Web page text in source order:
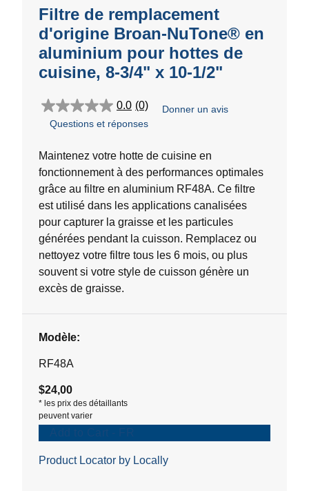
Filtre de remplacement
d'origine Broan-NuTone® en
aluminium pour hottes de
cuisine, 8-3/4" x 10-1/2"
0.0 (0)
0.0
étoile(s)
5.
Donner un avis
Questions et réponses
Maintenez votre hotte de cuisine en
fonctionnement à des performances optimales
grâce au filtre en aluminium RF48A. Ce filtre
est utilisé dans les applications canalisées
pour capturer la graisse et les particules
générées pendant la cuisson. Remplacez ou
nettoyez votre filtre tous les 6 mois, ou plus
souvent si votre style de cuisson génère un
excès de graisse.
Modèle:
RF48A
$24,00
* les prix des détaillants
peuvent varier
Product Locator by Locally